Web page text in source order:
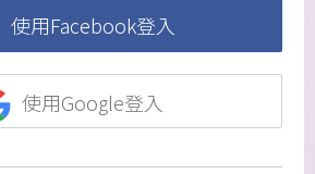
使用Facebook登入
使用Google登入